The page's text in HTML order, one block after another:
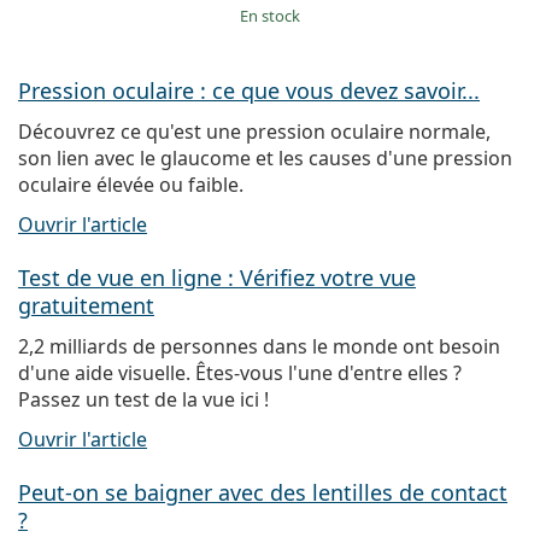
en stock
Pression oculaire : ce que vous devez savoir...
Découvrez ce qu'est une pression oculaire normale,
son lien avec le glaucome et les causes d'une pression
oculaire élevée ou faible.
Ouvrir l'article
Test de vue en ligne : Vérifiez votre vue
gratuitement
2,2 milliards de personnes dans le monde ont besoin
d'une aide visuelle. Êtes-vous l'une d'entre elles ?
Passez un test de la vue ici !
Ouvrir l'article
Peut-on se baigner avec des lentilles de contact
?